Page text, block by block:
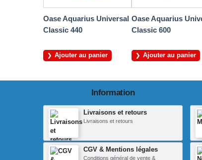
Oase Aquarius Universal
Classic 440
Ajouter au panier
Oase Aquarius
Classic 600
Ajouter au panier
Information
Livraisons et retours
Livraisons et retours
CGV & Mentions légales
Conditions général de vente &